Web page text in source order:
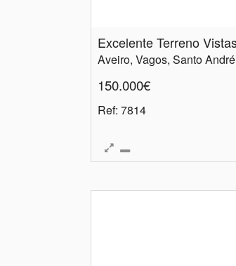
Excelente Terreno
Aveiro, Vagos, Santo
150.000€
Ref: 7814